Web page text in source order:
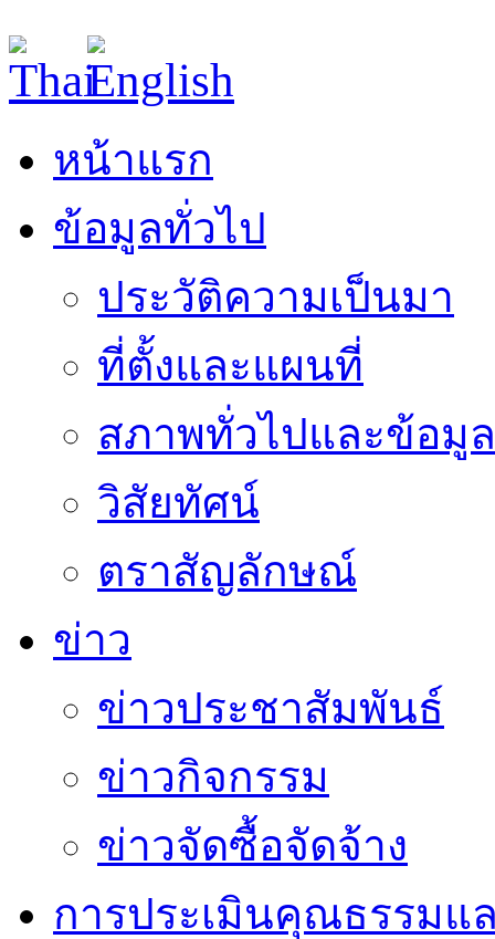
หน้าแรก
ข้อมูลทั่วไป
ประวัติความเป็นมา
ที่ตั้งและแผนที่
สภาพทั่วไปและข้อมู
วิสัยทัศน์
ตราสัญลักษณ์
ข่าว
ข่าวประชาสัมพันธ์
ข่าวกิจกรรม
ข่าวจัดซื้อจัดจ้าง
การประเมินคุณธรรมแ